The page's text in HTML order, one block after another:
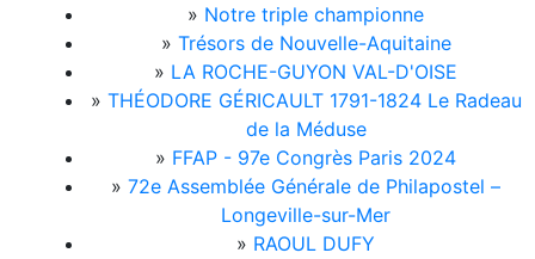
» Notre triple championne
» Trésors de Nouvelle-Aquitaine
» LA ROCHE-GUYON VAL-D'OISE
» THÉODORE GÉRICAULT 1791-1824 Le Radeau
de la Méduse
» FFAP - 97e Congrès Paris 2024
» 72e Assemblée Générale de Philapostel –
Longeville-sur-Mer
» RAOUL DUFY